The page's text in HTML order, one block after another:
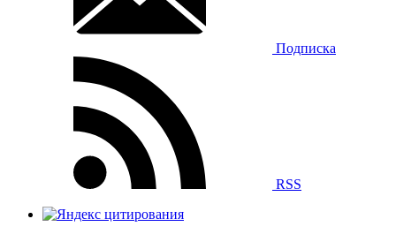
Подписка
RSS